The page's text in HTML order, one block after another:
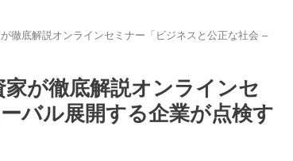
徹底解説オンラインセミナー「ビジネスと公正な社会 –
家が徹底解説オンラインセ
バル展開する企業が点検す